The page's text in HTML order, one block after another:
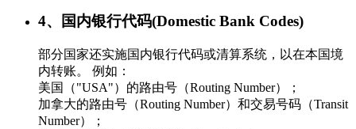
4、国内银行代码(Domestic Bank Codes)
部分国家还实施国内银行代码或清算系统，以在本国境
内转账。 例如：
美国（"USA"）的路由号（Routing Number）；
加拿大的路由号（Routing Number）和交易号码（Transit
Number）；